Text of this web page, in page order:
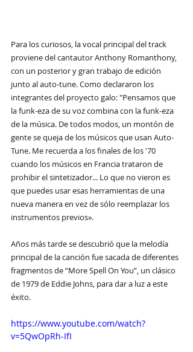
Para los curiosos, la vocal principal del track
proviene del cantautor Anthony Romanthony,
con un posterior y gran trabajo de edición
junto al auto-tune. Como declararon los
integrantes del proyecto galo: "Pensamos que
la funk-eza de su voz combina con la funk-eza
de la música. De todos modos, un montón de
gente se queja de los músicos que usan Auto-
Tune. Me recuerda a los finales de los '70
cuando los músicos en Francia trataron de
prohibir el sintetizador... Lo que no vieron es
que puedes usar esas herramientas de una
nueva manera en vez de sólo reemplazar los
instrumentos previos».
Años más tarde se descubrió que la melodía
principal de la canción fue sacada de diferentes
fragmentos de “More Spell On You”, un clásico
de 1979 de Eddie Johns, para dar a luz a este
éxito.
https://www.youtube.com/watch?
v=5QwOpRh-IfI